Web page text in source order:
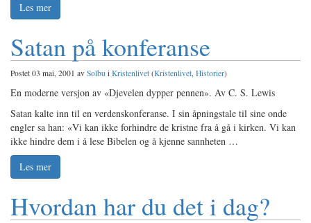
Les mer
Satan på konferanse
Postet 03 mai, 2001 av Solbu i Kristenlivet (Kristenlivet, Historier)
En moderne versjon av «Djevelen dypper pennen». Av C. S. Lewis
Satan kalte inn til en verdenskonferanse. I sin åpningstale til sine onde
engler sa han: «Vi kan ikke forhindre de kristne fra å gå i kirken. Vi kan
ikke hindre dem i å lese Bibelen og å kjenne sannheten …
Les mer
Hvordan har du det i dag?